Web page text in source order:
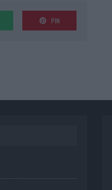
PIN